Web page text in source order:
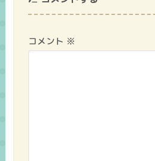
コメント ※